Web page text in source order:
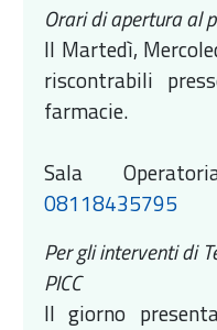
Orari di apertura al
Il Martedì,
riscontrabili
farmacie.
Sala
08118435795
Per gli interventi di
PICC
Il giorno